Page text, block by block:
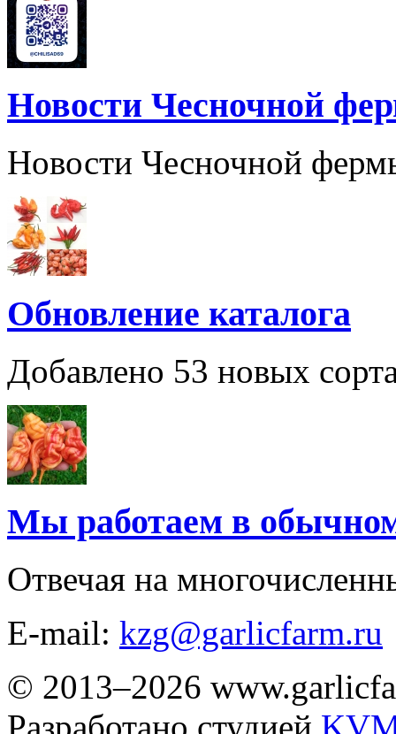
Новости Чесночной
Новости Чесночной
Обновление каталога
Добавлено 53 новых
Мы работаем в
Отвечая на
E-mail: kzg@garlicfarm.ru
© 2013–2026